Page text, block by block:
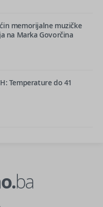
memorijalne muzičke
na Marka Govorčina
Temperature do 41
ba